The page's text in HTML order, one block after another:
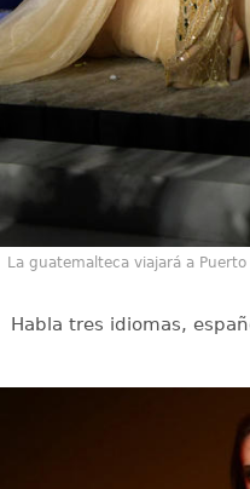
La guatemalteca viajará a
Habla tres idiomas,